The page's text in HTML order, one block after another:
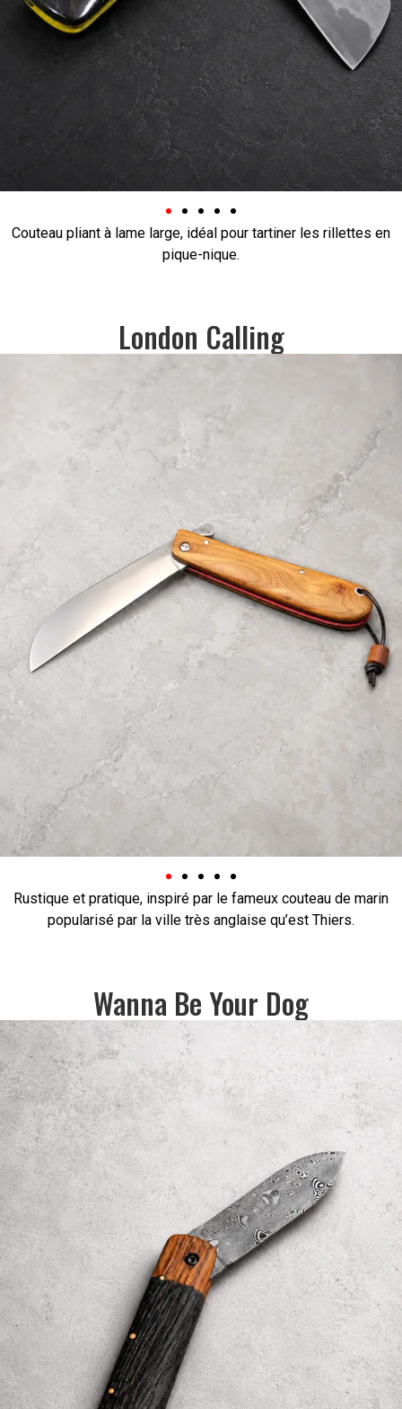
Couteau pliant à lame large, idéal pour tartiner les rillettes en
pique-nique.
London Calling
Rustique et pratique, inspiré par le fameux couteau de marin
popularisé par la ville très anglaise qu’est Thiers.
Wanna Be Your Dog